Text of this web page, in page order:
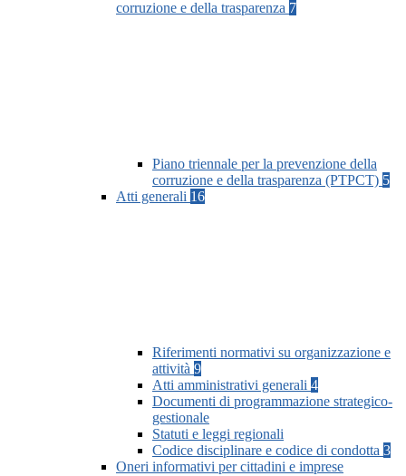
corruzione e della trasparenza 7
Piano triennale per la prevenzione della
corruzione e della trasparenza (PTPCT) 5
Atti generali 16
Riferimenti normativi su organizzazione e
attività 9
Atti amministrativi generali 4
Documenti di programmazione strategico-
gestionale
Statuti e leggi regionali
Codice disciplinare e codice di condotta 3
Oneri informativi per cittadini e imprese